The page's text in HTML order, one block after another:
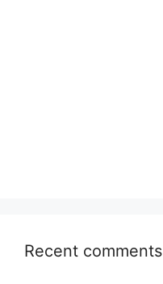
Recent comments